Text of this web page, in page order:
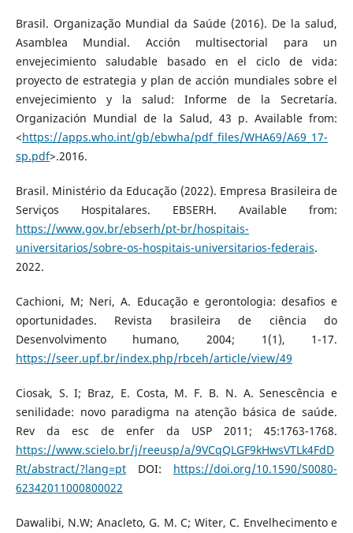
Brasil. Organização Mundial da Saúde (2016). De la salud,
Asamblea Mundial. Acción multisectorial para un
envejecimiento saludable basado en el ciclo de vida:
proyecto de estrategia y plan de acción mundiales sobre el
envejecimiento y la salud: Informe de la Secretaría.
Organización Mundial de la Salud, 43 p. Available from:
<https://apps.who.int/gb/ebwha/pdf_files/WHA69/A69_17-
sp.pdf>.2016.
Brasil. Ministério da Educação (2022). Empresa Brasileira de
Serviços Hospitalares. EBSERH. Available from:
https://www.gov.br/ebserh/pt-br/hospitais-
universitarios/sobre-os-hospitais-universitarios-federais.
2022.
Cachioni, M; Neri, A. Educação e gerontologia: desafios e
oportunidades. Revista brasileira de ciência do
Desenvolvimento humano, 2004; 1(1), 1-17.
https://seer.upf.br/index.php/rbceh/article/view/49
Ciosak, S. I; Braz, E. Costa, M. F. B. N. A. Senescência e
senilidade: novo paradigma na atenção básica de saúde.
Rev da esc de enfer da USP 2011; 45:1763-1768.
https://www.scielo.br/j/reeusp/a/9VCqQLGF9kHwsVTLk4FdD
Rt/abstract/?lang=ptDOI: https://doi.org/10.1590/S0080-
62342011000800022
Dawalibi, N.W; Anacleto, G. M. C; Witer, C. Envelhecimento e